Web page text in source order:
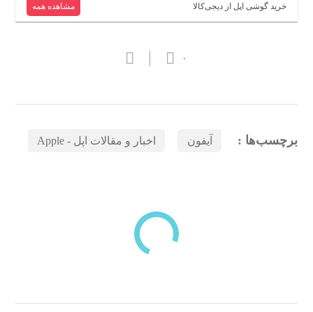
خرید گوشی اپل از دیجی‌کالا مشاهده همه
۰
برچسب‌ها : آیفون اخبار و مقالات اپل - Apple